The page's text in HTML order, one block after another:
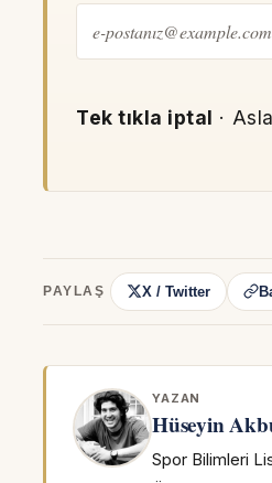
Tek tıkla iptal ·
PAYLAŞ X / Twitter
YAZAN
Hüseyin
Spor Bilimleri